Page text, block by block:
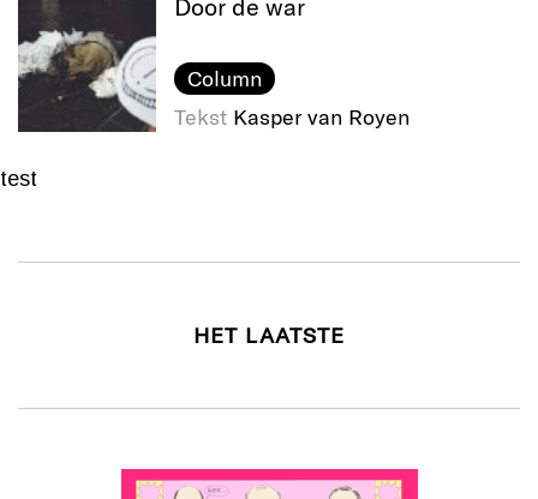
Door de war
Column
Tekst Kasper van Royen
test
HET LAATSTE